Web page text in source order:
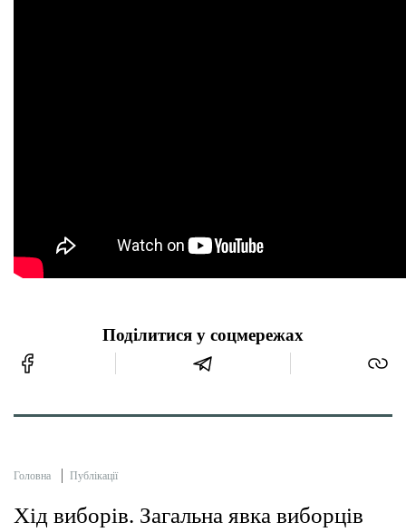
Поділитися у соцмережах
Головна Публікації
​Хід виборів. Загальна явка виборців